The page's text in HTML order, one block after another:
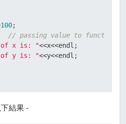
100;
// passing value to function
of x is: "<<x<<endl;
of y is: "<<y<<endl;
結果 -